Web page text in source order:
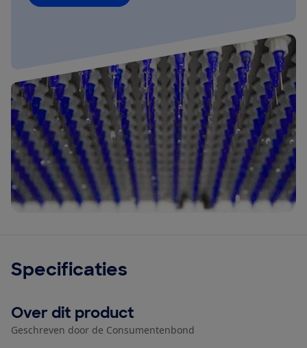
Specificaties
Over dit product
Geschreven door de Consumentenbond